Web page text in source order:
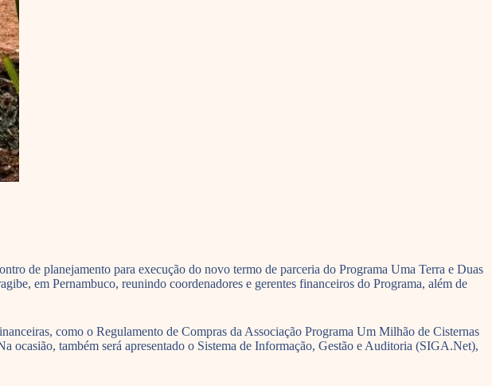
de planejamento para execução do novo termo de parceria do Programa Uma Terra e Duas
em Pernambuco, reunindo coordenadores e gerentes financeiros do Programa, além de
como o Regulamento de Compras da Associação Programa Um Milhão de Cisternas
ocasião, também será apresentado o Sistema de Informação, Gestão e Auditoria (SIGA.Net),